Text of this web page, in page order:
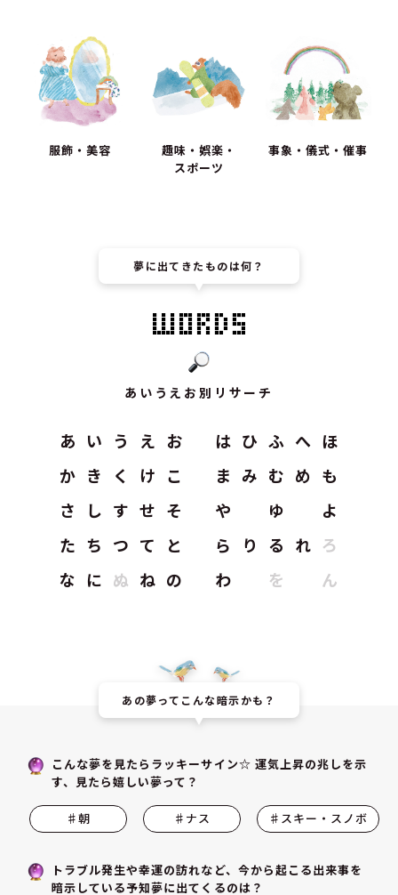
服飾・美容
趣味・娯楽・
スポーツ
事象・儀式・催事
夢に出てきたものは何？
あいうえお別リサーチ
あ い う え お
か き く け こ
さ
し す せ そ
た ち つ て
と
な に ぬ ね の
は ひ ふ へ ほ
ま み む め も
や
ゆ
よ
ら
り る れ ろ
わ
を ん
あの夢ってこんな暗示かも？
こんな夢を見たらラッキーサイン☆ 運気上昇の兆しを示
す、見たら嬉しい夢って？
♯朝 ♯ナス ♯スキー・スノボ
トラブル発生や幸運の訪れなど、今から起こる出来事を
暗示している予知夢に出てくるのは？